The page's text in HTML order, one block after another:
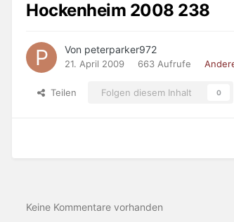
Hockenheim 2008 238
Von peterparker972
21. April 2009 663 Aufrufe
Teilen Folgen diesem Inhalt 0
Keine Kommentare vorhanden